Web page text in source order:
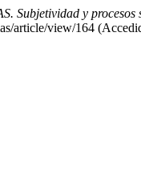
Subjetividad y procesos
article/view/164